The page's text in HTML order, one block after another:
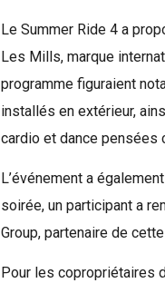
Le Summer Ride 4 a
Les Mills, marque
programme figuraient
installés en extérieur,
cardio et dance pensées
L’événement a
soirée, un participant a
Group, partenaire de
Pour les copropriétaires